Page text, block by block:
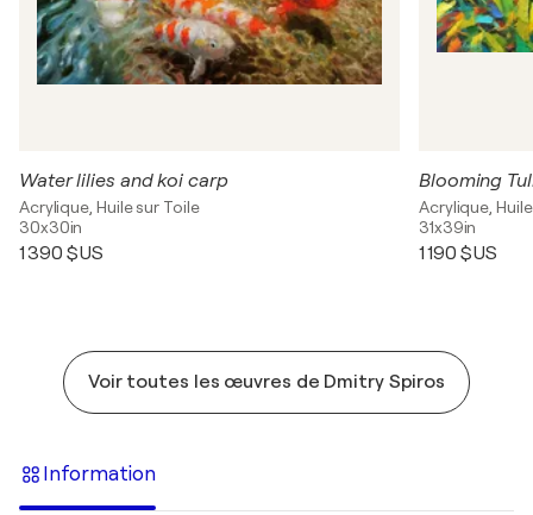
Water lilies and koi carp
Acrylique, Huile sur Toile
30x30in
1 390 $US
Blooming
Acrylique,
31x39in
1 190 $US
Voir toutes les œuvres de Dmitry Spiros
Information